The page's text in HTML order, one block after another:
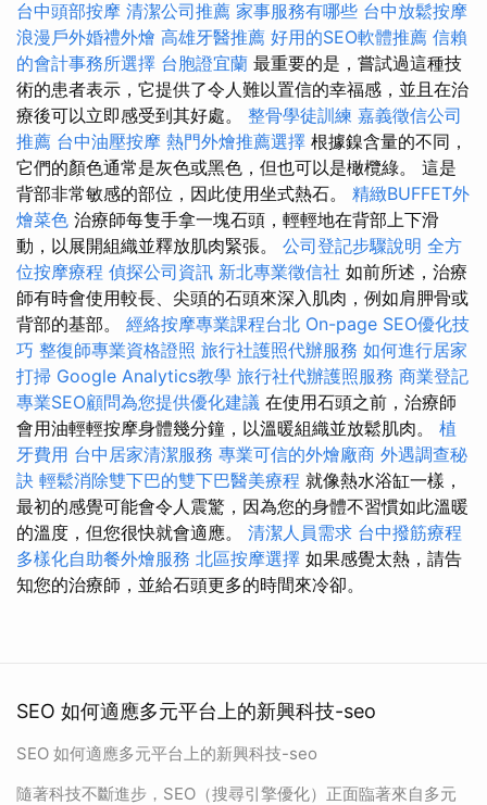
台中頭部按摩 清潔公司推薦 家事服務有哪些 台中放鬆按摩
浪漫戶外婚禮外燴 高雄牙醫推薦 好用的SEO軟體推薦 信賴
的會計事務所選擇 台胞證宜蘭 最重要的是，嘗試過這種技
術的患者表示，它提供了令人難以置信的幸福感，並且在治
療後可以立即感受到其好處。 整骨學徒訓練 嘉義徵信公司
推薦 台中油壓按摩 熱門外燴推薦選擇 根據鎳含量的不同，
它們的顏色通常是灰色或黑色，但也可以是橄欖綠。 這是
背部非常敏感的部位，因此使用坐式熱石。 精緻BUFFET外
燴菜色 治療師每隻手拿一塊石頭，輕輕地在背部上下滑
動，以展開組織並釋放肌肉緊張。 公司登記步驟說明 全方
位按摩療程 偵探公司資訊 新北專業徵信社 如前所述，治療
師有時會使用較長、尖頭的石頭來深入肌肉，例如肩胛骨或
背部的基部。 經絡按摩專業課程台北 On-page SEO優化技
巧 整復師專業資格證照 旅行社護照代辦服務 如何進行居家
打掃 Google Analytics教學 旅行社代辦護照服務 商業登記
專業SEO顧問為您提供優化建議 在使用石頭之前，治療師
會用油輕輕按摩身體幾分鐘，以溫暖組織並放鬆肌肉。 植
牙費用 台中居家清潔服務 專業可信的外燴廠商 外遇調查秘
訣 輕鬆消除雙下巴的雙下巴醫美療程 就像熱水浴缸一樣，
最初的感覺可能會令人震驚，因為您的身體不習慣如此溫暖
的溫度，但您很快就會適應。 清潔人員需求 台中撥筋療程
多樣化自助餐外燴服務 北區按摩選擇 如果感覺太熱，請告
知您的治療師，並給石頭更多的時間來冷卻。
SEO 如何適應多元平台上的新興科技-seo
SEO 如何適應多元平台上的新興科技-seo
隨著科技不斷進步，SEO（搜尋引擎優化）正面臨著來自多元